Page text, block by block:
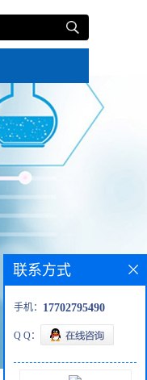
联系方式
手机： 17702795490
Q Q：